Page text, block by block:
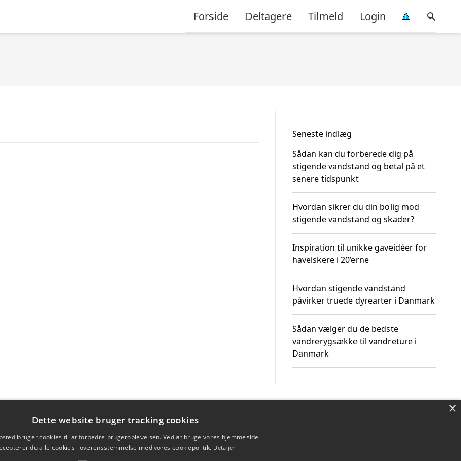
Forside Deltagere Tilmeld Login
Seneste indlæg
Sådan kan du forberede dig på
stigende vandstand og betal på et
senere tidspunkt
Hvordan sikrer du din bolig mod
stigende vandstand og skader?
Inspiration til unikke gaveidéer for
havelskere i 20’erne
Hvordan stigende vandstand
påvirker truede dyrearter i Danmark
Sådan vælger du de bedste
vandrerygsække til vandreture i
Danmark
×
Dette website bruger tracking cookies
bruger cookies til at forbedre brugeroplevelsen. Ved at bruge vores hjemmeside
du alle cookies i overensstemmelse med vores cookiepolitik. Detaljer